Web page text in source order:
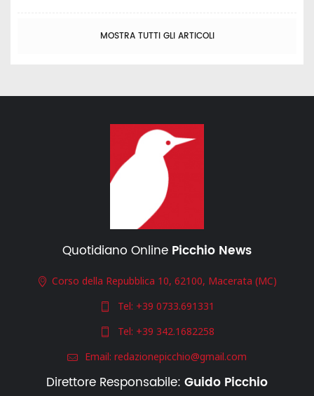
MOSTRA TUTTI GLI ARTICOLI
Quotidiano Online Picchio News
Corso della Repubblica 10, 62100, Macerata (MC)
Tel: +39 0733.691331
Tel: +39 342.1682258
Email: redazionepicchio@gmail.com
Direttore Responsabile: Guido Picchio